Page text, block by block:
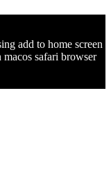
add to home screen
safari browser